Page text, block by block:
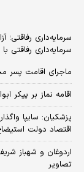
سرمایه‌داری رفاقتی؛
سرمایه‌داری رفاقتی
ماجرای اقامت پسر
اقامه نماز بر پیکر
پزشکیان: سایپا
اقتصاد دولت
اردوغان و شهباز
تصاویر